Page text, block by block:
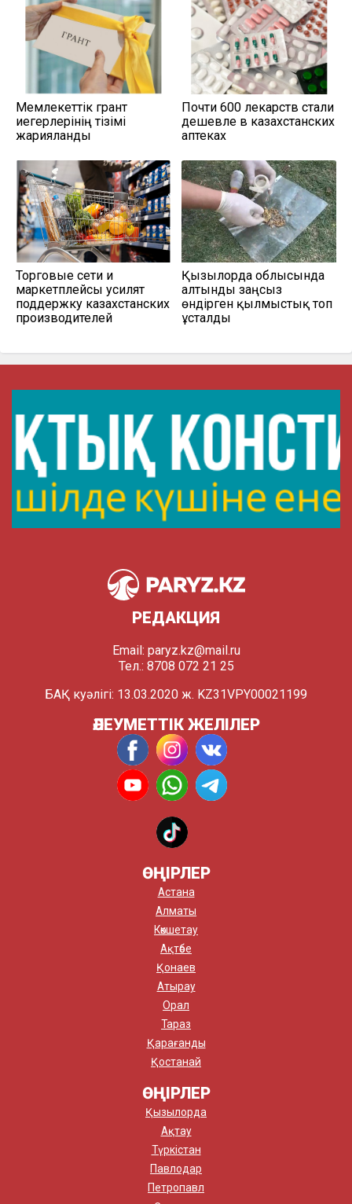
Мемлекеттік грант
иегерлерінің тізімі
жарияланды
Почти 600 лекарств стали
дешевле в казахстанских
аптеках
Торговые сети и
маркетплейсы усилят
поддержку казахстанских
производителей
Қызылорда облысында
алтынды заңсыз
өндірген қылмыстық топ
ұсталды
РЕДАКЦИЯ
Email: paryz.kz@mail.ru
Тел.: 8708 072 21 25
БАҚ куәлігі: 13.03.2020 ж. KZ31VPY00021199
ӘЛЕУМЕТТІК ЖЕЛІЛЕР
ӨҢІРЛЕР
Астана
Алматы
Көкшетау
Ақтөбе
Қонаев
Атырау
Орал
Тараз
Қарағанды
Қостанай
ӨҢІРЛЕР
Қызылорда
Ақтау
Түркістан
Павлодар
Петропавл